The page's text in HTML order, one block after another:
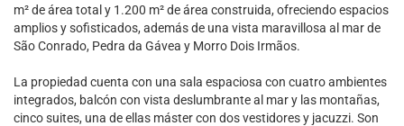
m² de área total y 1.200 m² de área construida, ofreciendo espacios
amplios y sofisticados, además de una vista maravillosa al mar de
São Conrado, Pedra da Gávea y Morro Dois Irmãos.
La propiedad cuenta con una sala espaciosa con cuatro ambientes
integrados, balcón con vista deslumbrante al mar y las montañas,
cinco suites, una de ellas máster con dos vestidores y jacuzzi. Son